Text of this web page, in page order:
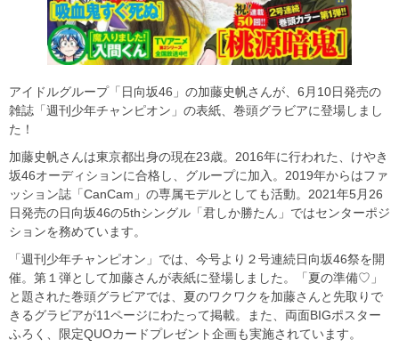
アイドルグループ「日向坂46」の加藤史帆さんが、6月10日発売の
雑誌「週刊少年チャンピオン」の表紙、巻頭グラビアに登場しまし
た！
加藤史帆さんは東京都出身の現在23歳。2016年に行われた、けやき
坂46オーディションに合格し、グループに加入。2019年からはファ
ッション誌「CanCam」の専属モデルとしても活動。2021年5月26
日発売の日向坂46の5thシングル「君しか勝たん」ではセンターポジ
ションを務めています。
「週刊少年チャンピオン」では、今号より２号連続日向坂46祭を開
催。第１弾として加藤さんが表紙に登場しました。「夏の準備♡」
と題された巻頭グラビアでは、夏のワクワクを加藤さんと先取りで
きるグラビアが11ページにわたって掲載。また、両面BIGポスター
ふろく、限定QUOカードプレゼント企画も実施されています。